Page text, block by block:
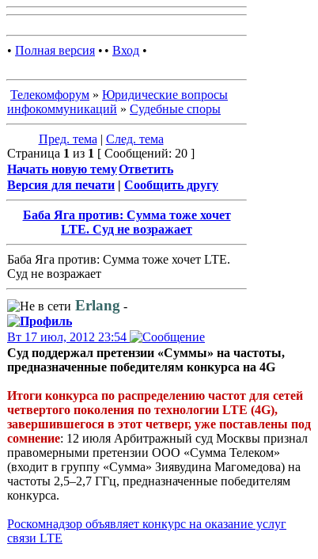
• Полная версия • • Вход •
Телекомфорум » Юридические вопросы
инфокоммуникаций » Судебные споры
Пред. тема | След. тема
Страница 1 из 1 [ Сообщений: 20 ]
Начать новую темуОтветить
Версия для печати | Сообщить другу
Баба Яга против: Сумма тоже хочет
LTE. Суд не возражает
Баба Яга против: Сумма тоже хочет LTE.
Суд не возражает
Erlang -
Вт 17 июл, 2012 23:54
Суд поддержал претензии «Суммы» на частоты,
предназначенные победителям конкурса на 4G
Итоги конкурса по распределению частот для сетей
четвертого поколения по технологии LTE (4G),
завершившегося в этот четверг, уже поставлены под
сомнение: 12 июля Арбитражный суд Москвы признал
правомерными претензии ООО «Сумма Телеком»
(входит в группу «Сумма» Зиявудина Магомедова) на
частоты 2,5–2,7 ГГц, предназначенные победителям
конкурса.
Роскомнадзор объявляет конкурс на оказание услуг
связи LTE